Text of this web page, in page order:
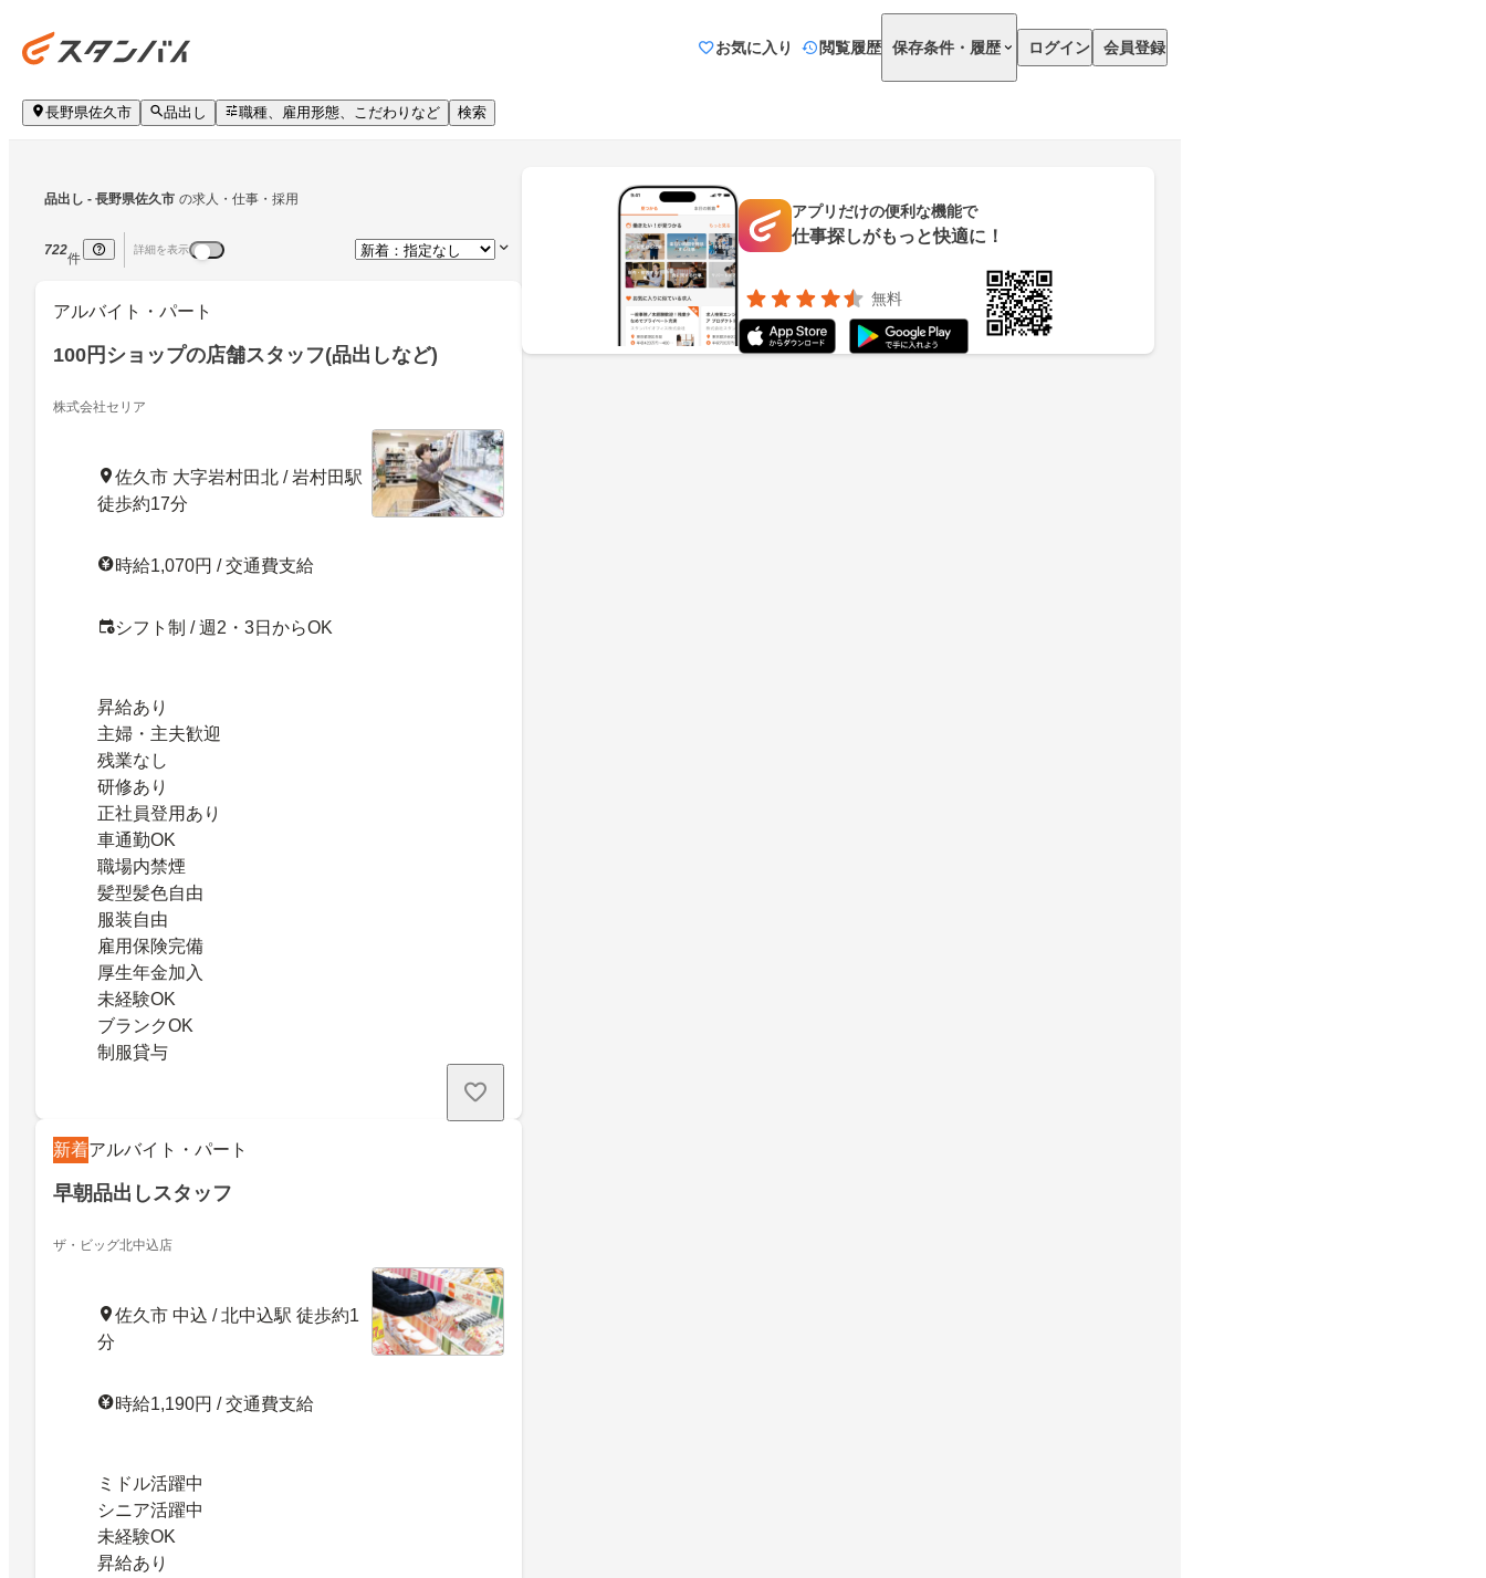
お気に入り 閲覧履歴 保存条件・履歴 ログイン 会員登録
長野県佐久市 品出し 職種、雇用形態、こだわりなど 検索
品出し - 長野県佐久市 の求人・仕事・採用
722
件
詳細を表示
アルバイト・パート
100円ショップの店舗スタッフ(品出しなど)
株式会社セリア
佐久市 大字岩村田北 / 岩村田駅
徒歩約17分
時給1,070円 / 交通費支給
シフト制 / 週2・3日からOK
昇給あり
主婦・主夫歓迎
残業なし
研修あり
正社員登用あり
車通勤OK
職場内禁煙
髪型髪色自由
服装自由
雇用保険完備
厚生年金加入
未経験OK
ブランクOK
制服貸与
新着アルバイト・パート
早朝品出しスタッフ
ザ・ビッグ北中込店
佐久市 中込 / 北中込駅 徒歩約1
分
時給1,190円 / 交通費支給
ミドル活躍中
シニア活躍中
未経験OK
昇給あり
アプリだけの便利な機能で
仕事探しがもっと快適に！
無料